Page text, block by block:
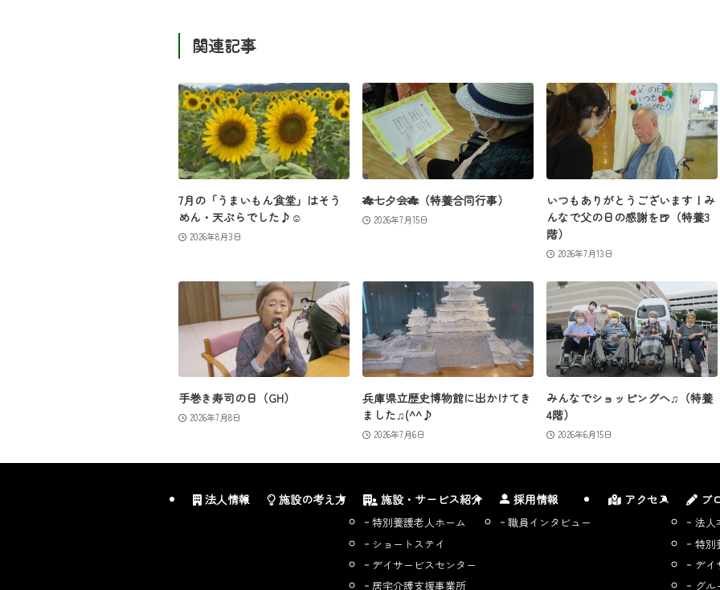
関連記事
7月の「うまいもん食堂」はそう
めん・天ぷらでした♪☺
2026年8月3日
🎋七夕会🎋（特養合同行事）
2026年7月15日
いつもありがとうございます！み
んなで父の日の感謝を🍺（特養3
階）
2026年7月13日
手巻き寿司の日（GH）
2026年7月8日
兵庫県立歴史博物館に出かけてき
ました♫(^^♪
2026年7月6日
みんなでショッピングへ♫（特養
4階）
2026年6月15日
法人情報 施設の考え方 施設・サービス紹介
特別養護老人ホーム
ショートステイ
デイサービスセンター
居宅介護支援事業所
採用情報
職員インタビュー
アクセス ブ
法人
特別
デイ
グル